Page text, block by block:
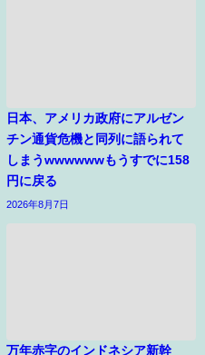
日本、アメリカ政府にアルゼン
チン通貨危機と同列に語られて
しまうwwwwwwもうすでに158
円に戻る
2026年8月7日
万年赤字のインドネシア新幹